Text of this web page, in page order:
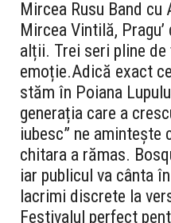
Mircea Rusu Band cu
Mircea Vintilă,
alții. Trei seri pline
emoție.Adică exact
stăm în Poiana
generația care a
iubesc” ne amintește
chitara a rămas.
iar publicul va cânta
lacrimi discrete la
Festivalul perfect